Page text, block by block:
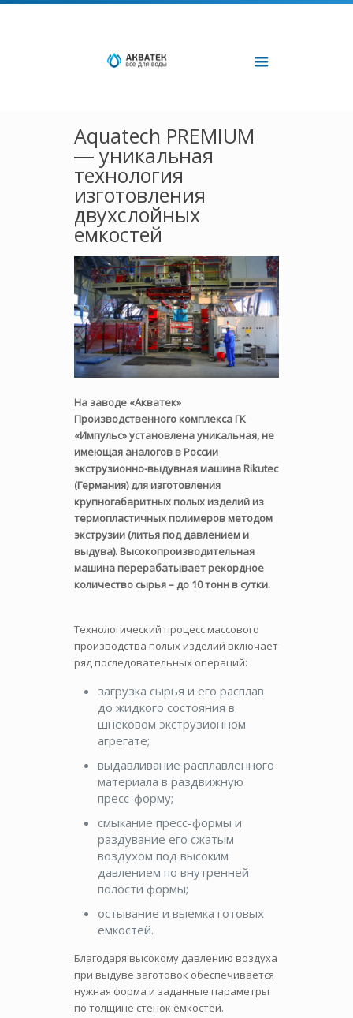
Aquatech PREMIUM
― уникальная
технология
изготовления
двухслойных
емкостей
На заводе «Акватек»
Производственного комплекса ГК
«Импульс» установлена уникальная, не
имеющая аналогов в России
экструзионно-выдувная машина Rikutec
(Германия) для изготовления
крупногабаритных полых изделий из
термопластичных полимеров методом
экструзии (литья под давлением и
выдува). Высокопроизводительная
машина перерабатывает рекордное
количество сырья – до 10 тонн в сутки.
Технологический процесс массового
производства полых изделий включает
ряд последовательных операций:
загрузка сырья и его расплав
до жидкого состояния в
шнековом экструзионном
агрегате;
выдавливание расплавленного
материала в раздвижную
пресс-форму;
смыкание пресс-формы и
раздувание его сжатым
воздухом под высоким
давлением по внутренней
полости формы;
остывание и выемка готовых
емкостей.
Благодаря высокому давлению воздуха
при выдуве заготовок обеспечивается
нужная форма и заданные параметры
по толщине стенок емкостей.